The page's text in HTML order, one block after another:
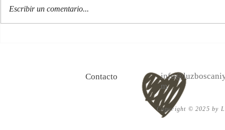
Escribir un comentario...
Contacto
m
Copyright © 2025 by